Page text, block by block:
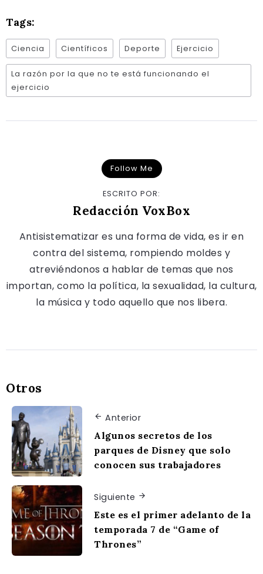
Tags:
Ciencia Científicos Deporte Ejercicio
La razón por la que no te está funcionando el
ejercicio
Follow Me
ESCRITO POR:
Redacción VoxBox
Antisistematizar es una forma de vida, es ir en
contra del sistema, rompiendo moldes y
atreviéndonos a hablar de temas que nos
importan, como la política, la sexualidad, la cultura,
la música y todo aquello que nos libera.
Otros
Anterior
Algunos secretos de los
parques de Disney que solo
conocen sus trabajadores
Siguiente
Este es el primer adelanto de la
temporada 7 de “Game of
Thrones”